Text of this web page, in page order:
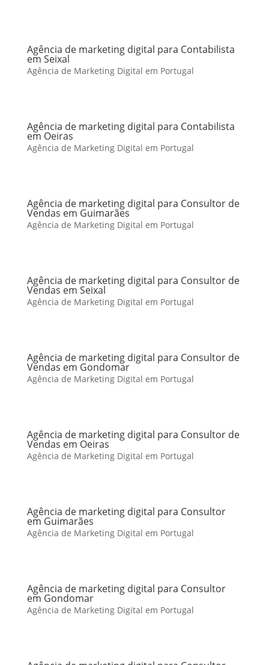
Agência de marketing digital para Contabilista
em Seixal
Agência de Marketing Digital em Portugal
Agência de marketing digital para Contabilista
em Oeiras
Agência de Marketing Digital em Portugal
Agência de marketing digital para Consultor de
Vendas em Guimarães
Agência de Marketing Digital em Portugal
Agência de marketing digital para Consultor de
Vendas em Seixal
Agência de Marketing Digital em Portugal
Agência de marketing digital para Consultor de
Vendas em Gondomar
Agência de Marketing Digital em Portugal
Agência de marketing digital para Consultor de
Vendas em Oeiras
Agência de Marketing Digital em Portugal
Agência de marketing digital para Consultor
em Guimarães
Agência de Marketing Digital em Portugal
Agência de marketing digital para Consultor
em Gondomar
Agência de Marketing Digital em Portugal